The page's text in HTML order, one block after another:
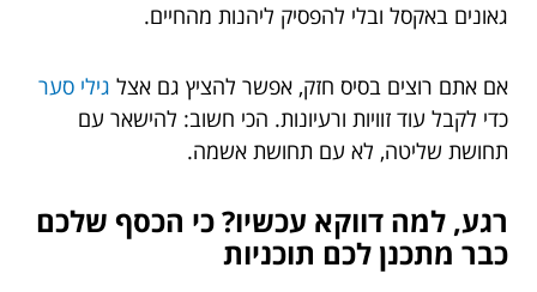
גאונים באקסל ובלי להפסיק ליהנות מהחיים.
אם אתם רוצים בסיס חזק, אפשר להציץ גם אצל גילי סער
כדי לקבל עוד זוויות ורעיונות. הכי חשוב: להישאר עם
תחושת שליטה, לא עם תחושת אשמה.
רגע, למה דווקא עכשיו? כי הכסף שלכם
כבר מתכנן לכם תוכניות